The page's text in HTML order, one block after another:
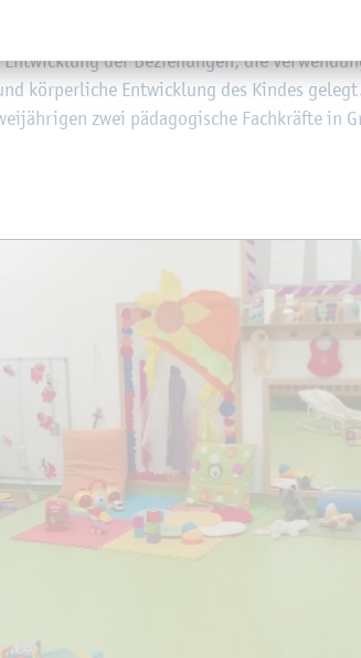
und den Be­dürf­nis­sen des
der Be­zie­hun­gen, die
kör­per­li­che Ent­wick­lung des Kin­des
zwei päd­ago­gi­sche Fach­kräf­te in